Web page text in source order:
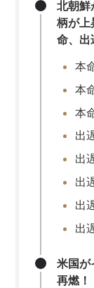
北朝鮮
柄が上
命、出
本
本
本
出
出
出
出
出
米国が
再燃！